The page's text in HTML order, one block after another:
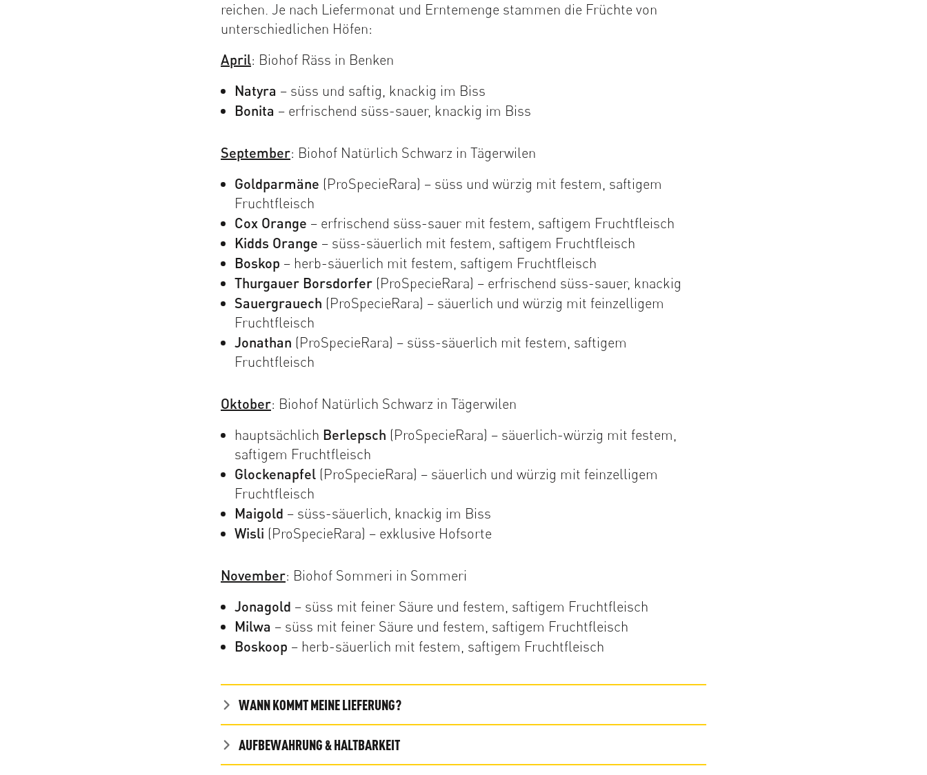
reichen. Je nach Liefermonat und Erntemenge stammen die Früchte von
unterschiedlichen Höfen:
April: Biohof Räss in Benken
Natyra – süss und saftig, knackig im Biss
Bonita – erfrischend süss-sauer, knackig im Biss
September: Biohof Natürlich Schwarz in Tägerwilen
Goldparmäne (ProSpecieRara) – süss und würzig mit festem, saftigem
Fruchtfleisch
Cox Orange – erfrischend süss-sauer mit festem, saftigem Fruchtfleisch
Kidds Orange – süss-säuerlich mit festem, saftigem Fruchtfleisch
Boskop – herb-säuerlich mit festem, saftigem Fruchtfleisch
Thurgauer Borsdorfer (ProSpecieRara) – erfrischend süss-sauer, knackig
Sauergrauech (ProSpecieRara) – säuerlich und würzig mit feinzelligem
Fruchtfleisch
Jonathan (ProSpecieRara) – süss-säuerlich mit festem, saftigem
Fruchtfleisch
Oktober: Biohof Natürlich Schwarz in Tägerwilen
hauptsächlich Berlepsch (ProSpecieRara) – säuerlich-würzig mit festem,
saftigem Fruchtfleisch
Glockenapfel (ProSpecieRara) – säuerlich und würzig mit feinzelligem
Fruchtfleisch
Maigold – süss-säuerlich, knackig im Biss
Wisli (ProSpecieRara) – exklusive Hofsorte
November: Biohof Sommeri in Sommeri
Jonagold – süss mit feiner Säure und festem, saftigem Fruchtfleisch
Milwa – süss mit feiner Säure und festem, saftigem Fruchtfleisch
Boskoop – herb-säuerlich mit festem, saftigem Fruchtfleisch
WANN KOMMT MEINE LIEFERUNG?
AUFBEWAHRUNG & HALTBARKEIT